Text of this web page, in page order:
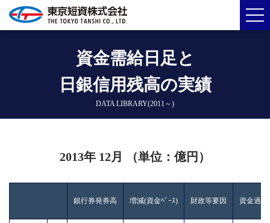
資金需給日足と
日銀信用残高の実績
DATA LIBRARY(2011～)
2013年 12月 （単位：億円）
銀行券発券高 増減(資金ﾍﾞｰｽ) 財政等要因 資金過不